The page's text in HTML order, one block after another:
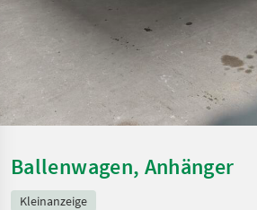
Ballenwagen, Anhänger
Kleinanzeige